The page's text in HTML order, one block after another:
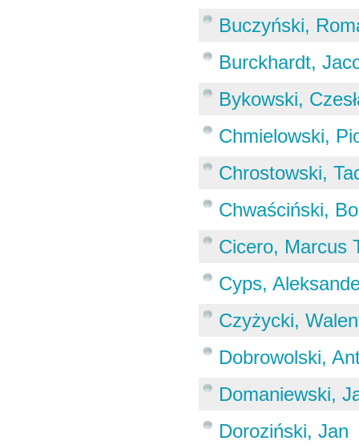
Buczyński,
Burckhardt,
Bykowski,
Chmielowski,
Chrostowski,
Chwaściński,
Cicero, Marcus
Cyps,
Czyżycki,
Dobrowolski,
Domaniewski,
Doroziński, Jan